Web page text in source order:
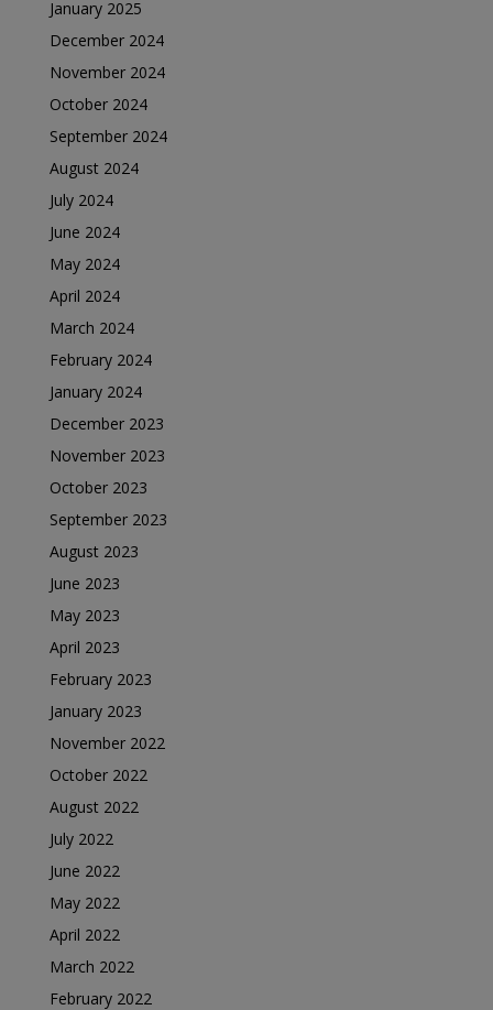
January 2025
December 2024
November 2024
October 2024
September 2024
August 2024
July 2024
June 2024
May 2024
April 2024
March 2024
February 2024
January 2024
December 2023
November 2023
October 2023
September 2023
August 2023
June 2023
May 2023
April 2023
February 2023
January 2023
November 2022
October 2022
August 2022
July 2022
June 2022
May 2022
April 2022
March 2022
February 2022